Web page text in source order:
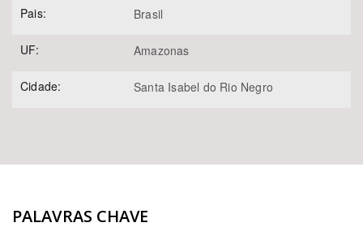
Pais: Brasil
UF: Amazonas
Cidade: Santa Isabel do Rio Negro
PALAVRAS CHAVE